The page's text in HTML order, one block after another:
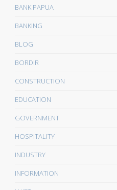
BANK PAPUA
BANKING
BLOG
BORDIR
CONSTRUCTION
EDUCATION
GOVERNMENT
HOSPITALITY
INDUSTRY
INFORMATION